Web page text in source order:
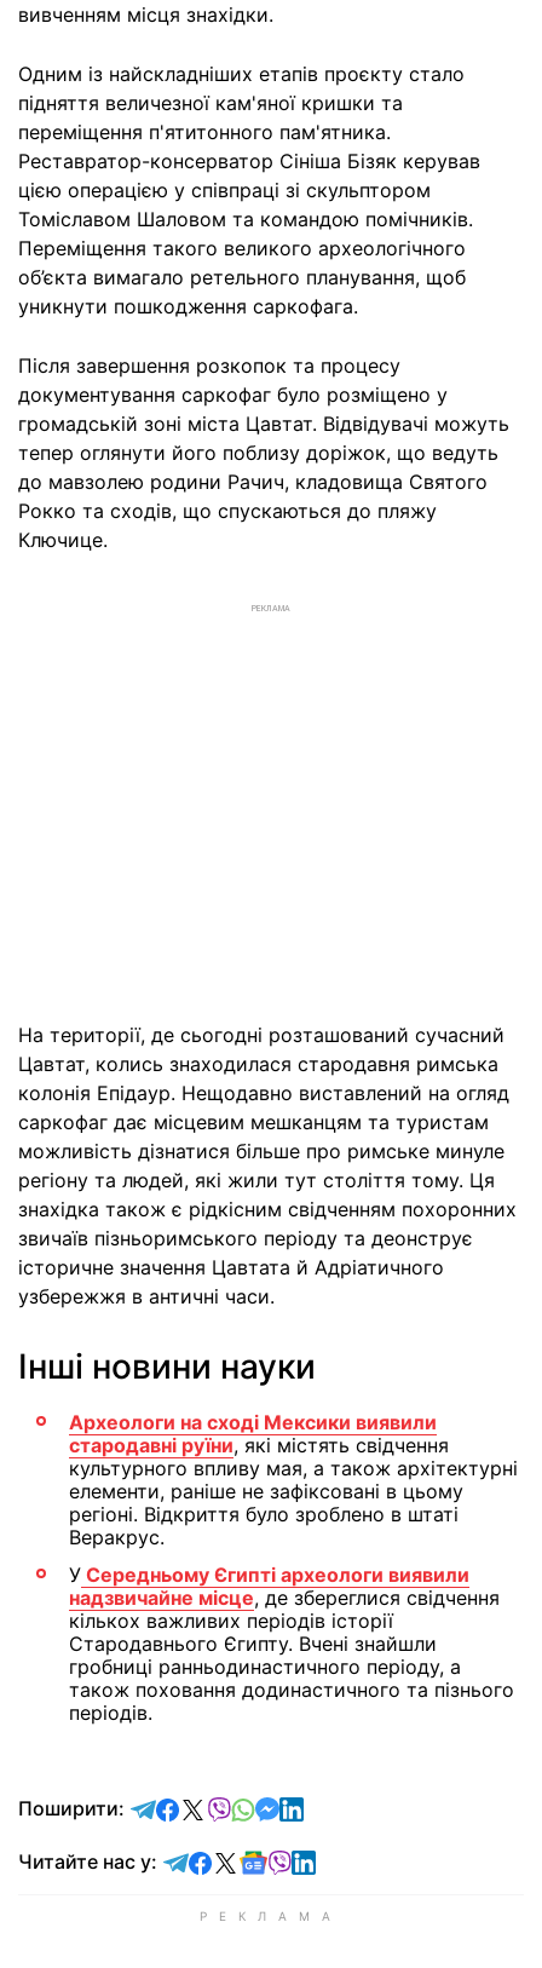
вивченням місця знахідки.
Одним із найскладніших етапів проєкту стало
підняття величезної кам'яної кришки та
переміщення п'ятитонного пам'ятника.
Реставратор-консерватор Сініша Бізяк керував
цією операцією у співпраці зі скульптором
Томіславом Шаловом та командою помічників.
Переміщення такого великого археологічного
об’єкта вимагало ретельного планування, щоб
уникнути пошкодження саркофага.
Після завершення розкопок та процесу
документування саркофаг було розміщено у
громадській зоні міста Цавтат. Відвідувачі можуть
тепер оглянути його поблизу доріжок, що ведуть
до мавзолею родини Рачич, кладовища Святого
Рокко та сходів, що спускаються до пляжу
Ключице.
РЕКЛАМА
На території, де сьогодні розташований сучасний
Цавтат, колись знаходилася стародавня римська
колонія Епідаур. Нещодавно виставлений на огляд
саркофаг дає місцевим мешканцям та туристам
можливість дізнатися більше про римське минуле
регіону та людей, які жили тут століття тому. Ця
знахідка також є рідкісним свідченням похоронних
звичаїв пізньоримського періоду та деонструє
історичне значення Цавтата й Адріатичного
узбережжя в античні часи.
Інші новини науки
Археологи на сході Мексики виявили
стародавні руїни, які містять свідчення
культурного впливу мая, а також архітектурні
елементи, раніше не зафіксовані в цьому
регіоні. Відкриття було зроблено в штаті
Веракрус.
У Середньому Єгипті археологи виявили
надзвичайне місце, де збереглися свідчення
кількох важливих періодів історії
Стародавнього Єгипту. Вчені знайшли
гробниці ранньодинастичного періоду, а
також поховання додинастичного та пізнього
періодів.
Поширити: відправити у Telegram
поділитись у Facebook
поділитись у X
відправити у Viber
відправити у Whatsapp
відправити у Messenger
відправити у LinkedIn
Читайте нас у: Читайте у Telegram
Читайте у Facebook
Читайте у X
Читайте у Google news
Читайте у Viber
Читайте у LinkedIn